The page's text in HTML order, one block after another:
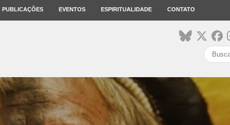
PUBLICAÇÕES EVENTOS ESPIRITUALIDADE CONTATO